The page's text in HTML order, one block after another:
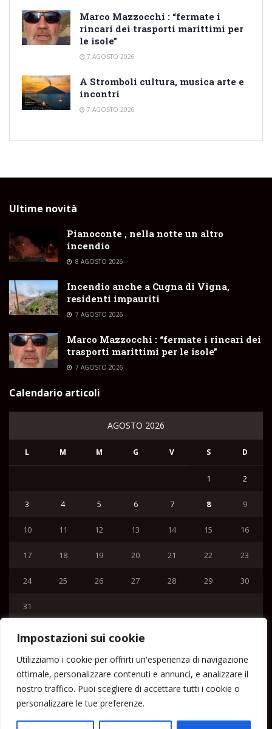
Impostazioni sui cookie
Utilizziamo i cookie per offrirti un'esperienza di navigazione
ottimale, personalizzare contenuti e annunci, e analizzare il
nostro traffico. Puoi scegliere di accettare tutti i cookie o
personalizzare le tue preferenze.
Marco Mazzocchi : “fermate i
rincari dei trasporti marittimi per
le isole”
7 AGOSTO 2026
A Stromboli cultura, musica arte e
incontri
7 AGOSTO 2026
Ultime novità
Pianoconte , nella notte un altro
incendio
8 AGOSTO 2026
Incendio anche a Cugna di Vigna,
residenti impauriti
7 AGOSTO 2026
Marco Mazzocchi : “fermate i rincari dei
trasporti marittimi per le isole”
7 AGOSTO 2026
Calendario articoli
AGOSTO 2026
L M M G V S D
1 2
3 4 5 6 7 8 9
10 11 12 13 14 15 16
17 18 19 20 21 22 23
24 25 26 27 28 29 30
31
Home
Lipari News
Cronaca Lipari